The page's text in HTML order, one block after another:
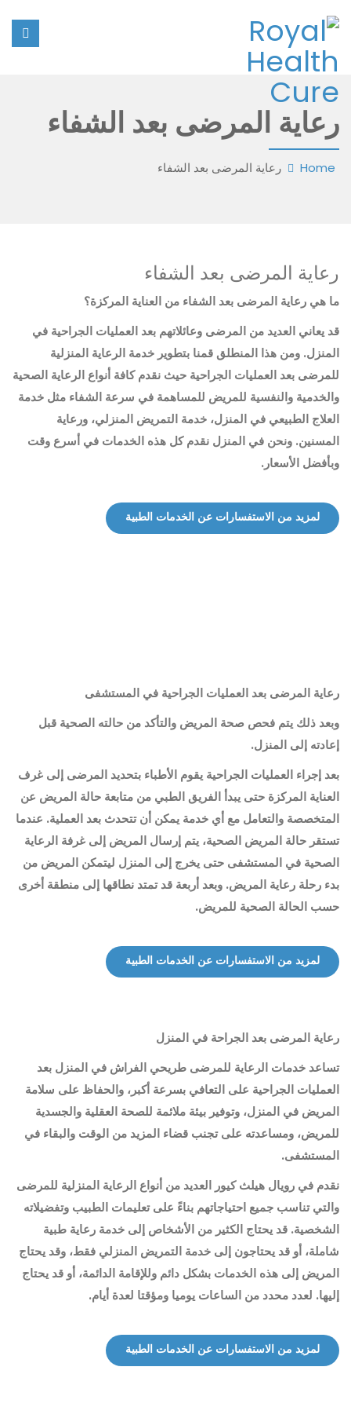
رعاية المرضى بعد الشفاء
Home رعاية المرضى بعد الشفاء
رعاية المرضى بعد الشفاء
ما هي رعاية المرضى بعد الشفاء من العناية المركزة؟
قد يعاني العديد من المرضى وعائلاتهم بعد العمليات الجراحية في
المنزل. ومن هذا المنطلق قمنا بتطوير خدمة الرعاية المنزلية
للمرضى بعد العمليات الجراحية حيث نقدم كافة أنواع الرعاية الصحية
والخدمية والنفسية للمريض للمساهمة في سرعة الشفاء مثل خدمة
العلاج الطبيعي في المنزل، خدمة التمريض المنزلي، ورعاية
المسنين. ونحن في المنزل نقدم كل هذه الخدمات في أسرع وقت
وبأفضل الأسعار.
لمزيد من الاستفسارات عن الخدمات الطبية
رعاية المرضى بعد العمليات الجراحية في المستشفى
وبعد ذلك يتم فحص صحة المريض والتأكد من حالته الصحية قبل
إعادته إلى المنزل.
بعد إجراء العمليات الجراحية يقوم الأطباء بتحديد المرضى إلى غرف
العناية المركزة حتى يبدأ الفريق الطبي من متابعة حالة المريض عن
المتخصصة والتعامل مع أي خدمة يمكن أن تتحدث بعد العملية. عندما
تستقر حالة المريض الصحية، يتم إرسال المريض إلى غرفة الرعاية
الصحية في المستشفى حتى يخرج إلى المنزل ليتمكن المريض من
بدء رحلة رعاية المريض. وبعد أربعة قد تمتد نطاقها إلى منطقة أخرى
حسب الحالة الصحية للمريض.
لمزيد من الاستفسارات عن الخدمات الطبية
رعاية المرضى بعد الجراحة في المنزل
تساعد خدمات الرعاية للمرضى طريحي الفراش في المنزل بعد
العمليات الجراحية على التعافي بسرعة أكبر، والحفاظ على سلامة
المريض في المنزل، وتوفير بيئة ملائمة للصحة العقلية والجسدية
للمريض، ومساعدته على تجنب قضاء المزيد من الوقت والبقاء في
المستشفى.
نقدم في رويال هيلث كيور العديد من أنواع الرعاية المنزلية للمرضى
والتي تناسب جميع احتياجاتهم بناءً على تعليمات الطبيب وتفضيلاته
الشخصية. قد يحتاج الكثير من الأشخاص إلى خدمة رعاية طبية
شاملة، أو قد يحتاجون إلى خدمة التمريض المنزلي فقط، وقد يحتاج
المريض إلى هذه الخدمات بشكل دائم وللإقامة الدائمة، أو قد يحتاج
إليها. لعدد محدد من الساعات يوميا ومؤقتا لعدة أيام.
لمزيد من الاستفسارات عن الخدمات الطبية